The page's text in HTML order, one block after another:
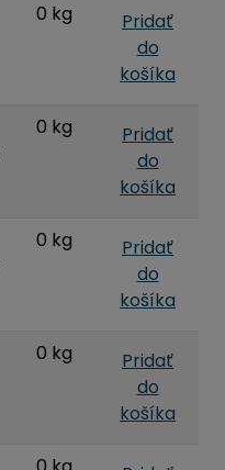
0 kg
Pridať
do
košíka
0 kg
Pridať
do
košíka
0 kg
Pridať
do
košíka
0 kg
Pridať
do
košíka